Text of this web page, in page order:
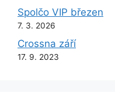
Spolčo VIP březen
7. 3. 2026
Crossna září
17. 9. 2023